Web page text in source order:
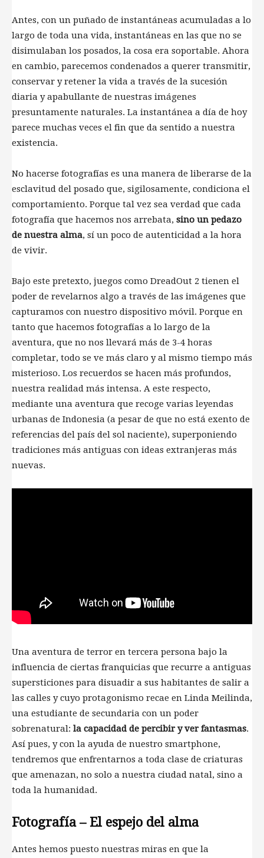
Antes, con un puñado de instantáneas acumuladas a lo
largo de toda una vida, instantáneas en las que no se
disimulaban los posados, la cosa era soportable. Ahora
en cambio, parecemos condenados a querer transmitir,
conservar y retener la vida a través de la sucesión
diaria y apabullante de nuestras imágenes
presuntamente naturales. La instantánea a día de hoy
parece muchas veces el fin que da sentido a nuestra
existencia.
No hacerse fotografías es una manera de liberarse de la
esclavitud del posado que, sigilosamente, condiciona el
comportamiento. Porque tal vez sea verdad que cada
fotografía que hacemos nos arrebata, sino un pedazo
de nuestra alma, sí un poco de autenticidad a la hora
de vivir.
Bajo este pretexto, juegos como DreadOut 2 tienen el
poder de revelarnos algo a través de las imágenes que
capturamos con nuestro dispositivo móvil. Porque en
tanto que hacemos fotografías a lo largo de la
aventura, que no nos llevará más de 3-4 horas
completar, todo se ve más claro y al mismo tiempo más
misterioso. Los recuerdos se hacen más profundos,
nuestra realidad más intensa. A este respecto,
mediante una aventura que recoge varias leyendas
urbanas de Indonesia (a pesar de que no está exento de
referencias del país del sol naciente), superponiendo
tradiciones más antiguas con ideas extranjeras más
nuevas.
Una aventura de terror en tercera persona bajo la
influencia de ciertas franquicias que recurre a antiguas
supersticiones para disuadir a sus habitantes de salir a
las calles y cuyo protagonismo recae en Linda Meilinda,
una estudiante de secundaria con un poder
sobrenatural: la capacidad de percibir y ver fantasmas.
Así pues, y con la ayuda de nuestro smartphone,
tendremos que enfrentarnos a toda clase de criaturas
que amenazan, no solo a nuestra ciudad natal, sino a
toda la humanidad.
Fotografía – El espejo del alma
Antes hemos puesto nuestras miras en que la